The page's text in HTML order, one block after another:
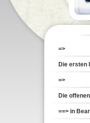
=>
Die ersten
=>
Die
==> in